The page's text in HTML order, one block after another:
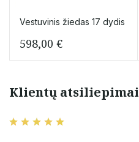
Vestuvinis žiedas 17 dydis
598,00 €
Klientų atsiliepimai